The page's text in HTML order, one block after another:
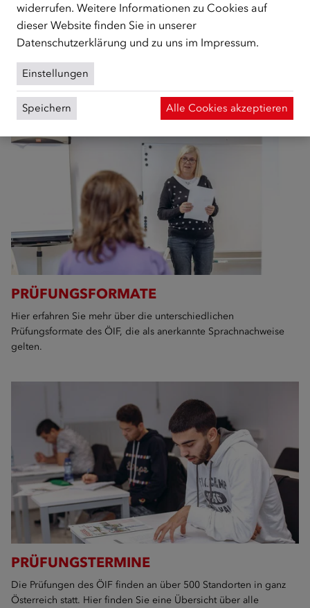
Die Prüfungsformate des ÖIF basieren auf gesetzlichen
Vorgaben und werden laufend mit Expert/innen
weiterentwickelt – so wird sichergestellt, dass hohe
fachliche Standards eingehalten werden.
PRÜFUNGSFORMATE
Hier erfahren Sie mehr über die unterschiedlichen
Prüfungsformate des ÖIF, die als anerkannte Sprachnachweise
gelten.
PRÜFUNGSTERMINE
Die Prüfungen des ÖIF finden an über 500 Standorten in ganz
Österreich statt. Hier finden Sie eine Übersicht über alle
widerrufen. Weitere Informationen zu Cookies auf
dieser Website finden Sie in unserer
Datenschutzerklärung und zu uns im Impressum.
Einstellungen
Speichern Alle Cookies akzeptieren